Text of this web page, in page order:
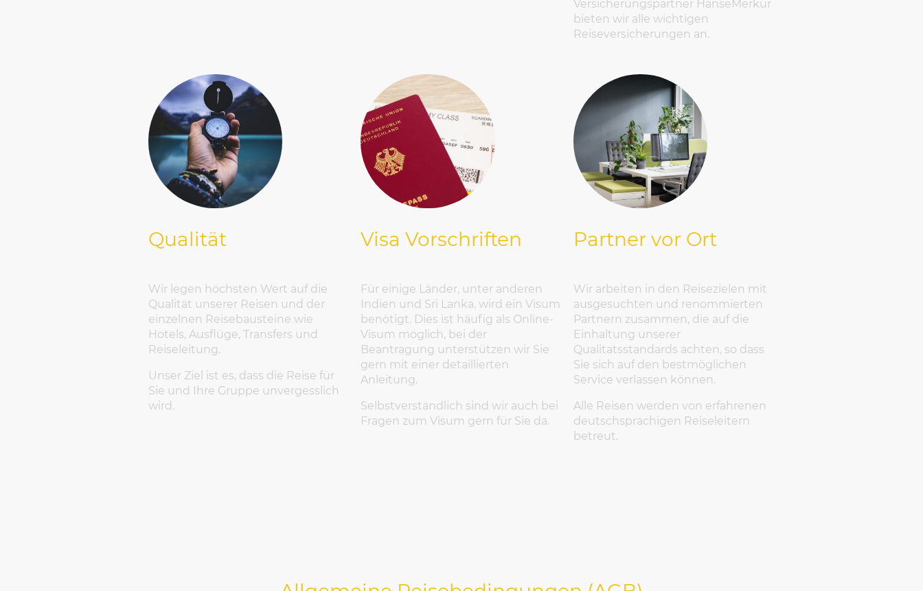
Versicherungspartner HanseMerkur
bieten wir alle wichtigen
Reiseversicherungen an.
Qualität
Wir legen höchsten Wert auf die
Qualität unserer Reisen und der
einzelnen Reisebausteine wie
Hotels, Ausflüge, Transfers und
Reiseleitung.
Unser Ziel ist es, dass die Reise für
Sie und Ihre Gruppe unvergesslich
wird.
Visa Vorschriften
Für einige Länder, unter anderen
Indien und Sri Lanka, wird ein Visum
benötigt. Dies ist häufig als Online-
Visum möglich, bei der
Beantragung unterstützen wir Sie
gern mit einer detaillierten
Anleitung.
Selbstverständlich sind wir auch bei
Fragen zum Visum gern für Sie da.
Partner vor Ort
Wir arbeiten in den Reisezielen mit
ausgesuchten und renommierten
Partnern zusammen, die auf die
Einhaltung unserer
Qualitatsstandards achten, so dass
Sie sich auf den bestmöglichen
Service verlassen können.
Alle Reisen werden von erfahrenen
deutschsprachigen Reiseleitern
betreut.